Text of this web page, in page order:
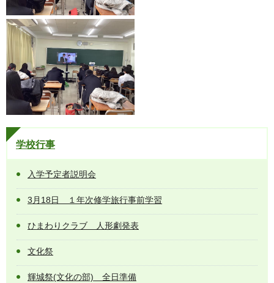
学校行事
入学予定者説明会
3月18日 １年次修学旅行事前学習
ひまわりクラブ 人形劇発表
文化祭
輝城祭(文化の部) 全日準備